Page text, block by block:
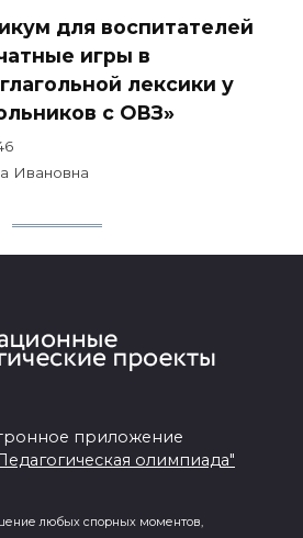
для воспитателей
игры в
лексики у
с ОВЗ»
Ивановна
приложение
олимпиада"
любых спорных моментов,